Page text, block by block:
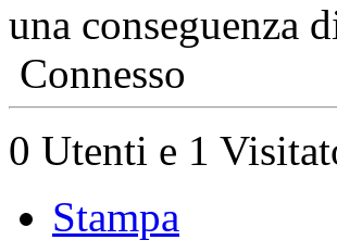
una conseguenza
Connesso
0 Utenti e 1
Stampa